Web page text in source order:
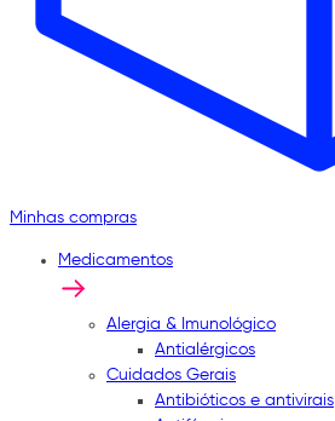
Minhas compras
Medicamentos
Alergia & Imunológico
Antialérgicos
Cuidados Gerais
Antibióticos e antivirais